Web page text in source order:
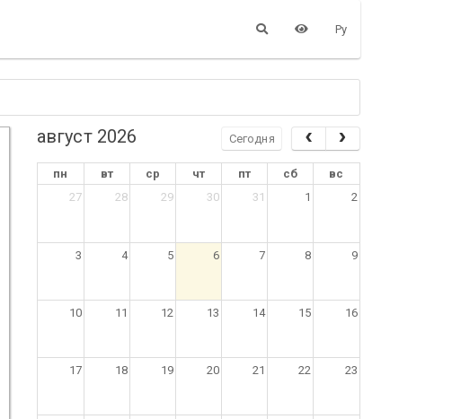
Ру
август 2026 Сегодня
пн вт ср чт пт сб
вс
27
28 29 30 31 1 2
3 4 5 6 7 8 9
10 11 12 13 14 15 16
17 18 19 20 21 22 23